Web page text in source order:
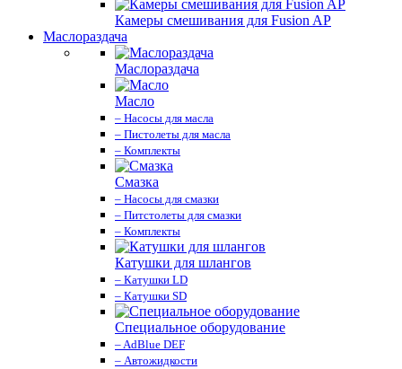
Камеры смешивания для Fusion AP
Маслораздача
Маслораздача
Масло
– Насосы для масла
– Пистолеты для масла
– Комплекты
Смазка
– Насосы для смазки
– Питстолеты для смазки
– Комплекты
Катушки для шлангов
– Катушки LD
– Катушки SD
Специальное оборудование
– AdBlue DEF
– Автожидкости